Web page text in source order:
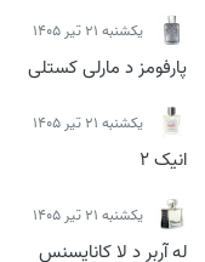
يكشنبه 21 تیر 1405
پارفومز د مارلی کستلی
يكشنبه 21 تیر 1405
انیک 2
يكشنبه 21 تیر 1405
له آربر د لا کانایسنس